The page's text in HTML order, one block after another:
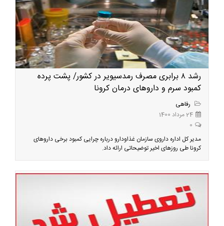
رشد ۸ برابری مصرف رمدسیویر در کشور/ پشت پرده
کمبود سرم و داروهای درمان کرونا
رفاهی
24 مرداد 1400
0
مدیر کل اداره داروی سازمان غذاودارو درباره چرایی کمبود برخی داروهای
کرونا طی روزهای اخیر توضیحاتی ارائه داد.